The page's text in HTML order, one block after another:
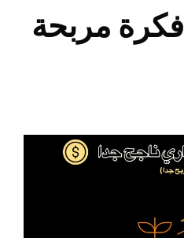
( أفضل 15 فكرة مربحة